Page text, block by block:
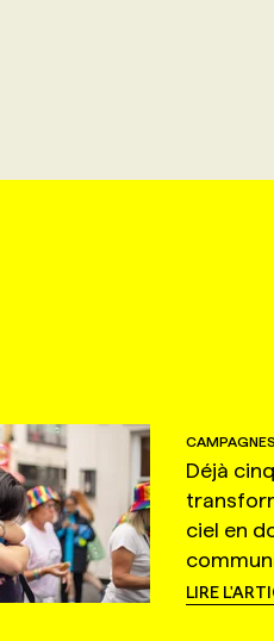
Déjà
ciel en
LIRE